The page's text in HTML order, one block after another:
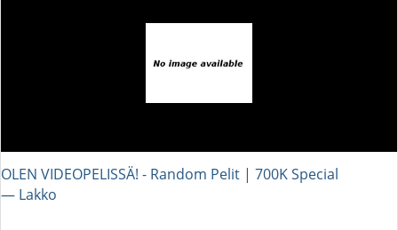
OLEN VIDEOPELISSÄ! - Random Pelit | 700K Special
― Lakko